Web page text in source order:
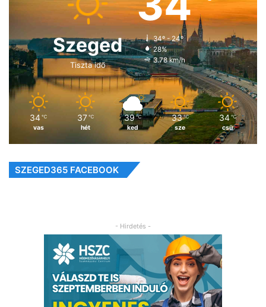
Szeged
Tiszta idő
34º - 24º
28%
3.78 km/h
34 ℃
vas
37 ℃
hét
39 ℃
ked
33 ℃
sze
34 ℃
csü
SZEGED365 FACEBOOK
- Hirdetés -